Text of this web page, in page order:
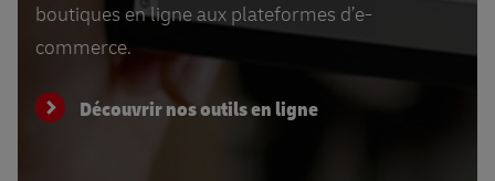
boutiques en ligne aux plateformes d’e-
commerce.
Découvrir nos outils en ligne